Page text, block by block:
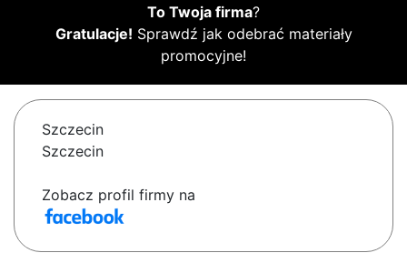
To Twoja firma?
Gratulacje! Sprawdź jak odebrać materiały
promocyjne!
Szczecin
Szczecin
Zobacz profil firmy na